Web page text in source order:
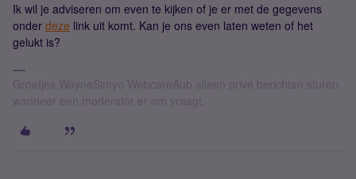
Ik wil je adviseren om even te kijken of je er met de gegevens
onder deze link uit komt. Kan je ons even laten weten of het
gelukt is?
Groetjes,WayneSimyo WebcareAub alleen privé berichten sturen
wanneer een moderator er om vraagt.